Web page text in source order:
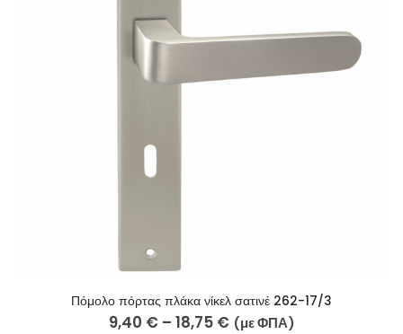
Πόμολο πόρτας πλάκα νίκελ σατινέ 262-17/3
9,40 € – 18,75 € (με ΦΠΑ)